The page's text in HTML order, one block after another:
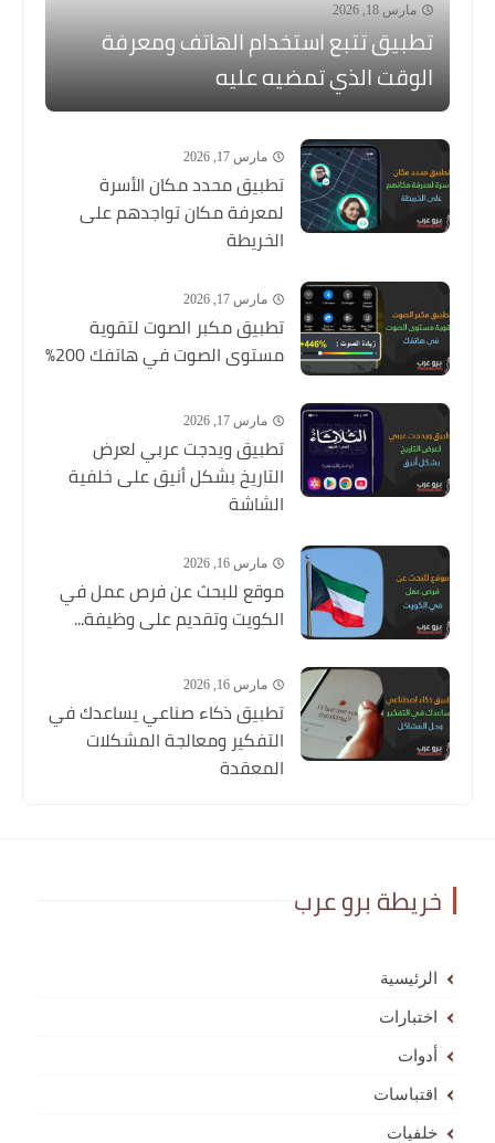
مارس 18, 2026
تطبيق تتبع استخدام الهاتف ومعرفة
الوقت الذي تمضيه عليه
مارس 17, 2026
تطبيق محدد مكان الأسرة
لمعرفة مكان تواجدهم على
الخريطة
مارس 17, 2026
تطبيق مكبر الصوت لتقوية
مستوى الصوت في هاتفك 200%
مارس 17, 2026
تطبيق ويدجت عربي لعرض
التاريخ بشكل أنيق على خلفية
الشاشة
مارس 16, 2026
موقع للبحث عن فرص عمل في
الكويت وتقديم على وظيفة...
مارس 16, 2026
تطبيق ذكاء صناعي يساعدك في
التفكير ومعالجة المشكلات
المعقدة
خريطة برو عرب
الرئيسية
اختبارات
أدوات
اقتباسات
خلفيات